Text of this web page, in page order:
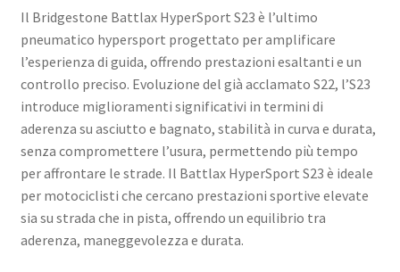
Il Bridgestone Battlax HyperSport S23 è l’ultimo
pneumatico hypersport progettato per amplificare
l’esperienza di guida, offrendo prestazioni esaltanti e un
controllo preciso. Evoluzione del già acclamato S22, l’S23
introduce miglioramenti significativi in termini di
aderenza su asciutto e bagnato, stabilità in curva e durata,
senza compromettere l’usura, permettendo più tempo
per affrontare le strade. ​Il Battlax HyperSport S23 è ideale
per motociclisti che cercano prestazioni sportive elevate
sia su strada che in pista, offrendo un equilibrio tra
aderenza, maneggevolezza e durata. ​